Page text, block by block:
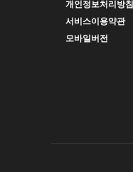
개인정보처리방침
서비스이용약관
모바일버전